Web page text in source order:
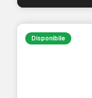
Disponibile